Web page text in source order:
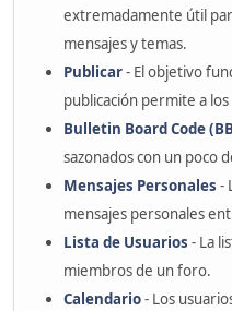
extremadamente útil
mensajes y temas.
Publicar- El objetivo
publicación permite a
Bulletin Board Code
sazonados con un poco
Mensajes Personales -
mensajes personales
Lista de Usuarios - La
miembros de un foro.
Calendario- Los